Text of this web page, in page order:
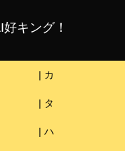
キング！
| カ
| タ
| ハ